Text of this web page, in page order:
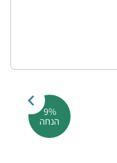
9%
הנחה